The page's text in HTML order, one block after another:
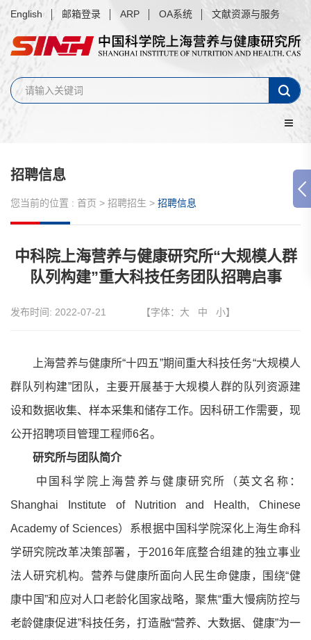
English 邮箱登录 ARP OA系统 文献资源与服务
招聘信息
您当前的位置 : 首页 > 招聘招生 > 招聘信息
中科院上海营养与健康研究所“大规模人群
队列构建”重大科技任务团队招聘启事
发布时间: 2022-07-21 【字体： 大 中 小】
上海营养与健康所“十四五”期间重大科技任务“大规模人
群队列构建”团队，主要开展基于大规模人群的队列资源建
设和数据收集、样本采集和储存工作。因科研工作需要，现
公开招聘项目管理工程师6名。
研究所与团队简介
中国科学院上海营养与健康研究所（英文名称：
Shanghai Institute of Nutrition and Health, Chinese
Academy of Sciences）系根据中国科学院深化上海生命科
学研究院改革决策部署，于2016年底整合组建的独立事业
法人研究机构。营养与健康所面向人民生命健康，围绕“健
康中国”和应对人口老龄化国家战略，聚焦“重大慢病防控与
老龄健康促进”科技任务，打造融“营养、大数据、健康”为一